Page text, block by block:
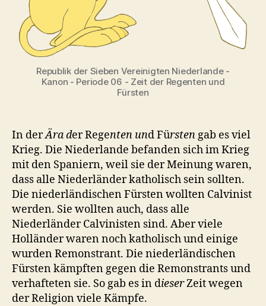
Republik der Sieben Vereinigten Niederlande -
Kanon - Periode 06 - Zeit der Regenten und
Fürsten
In derÄra der Regenten und Fürsten gab es viel
Krieg. Die Niederlande befanden sich im Krieg
mit den Spaniern, weil sie der Meinung waren,
dass alle Niederländer katholisch sein sollten.
Die niederländischen Fürsten wollten Calvinist
werden. Sie wollten auch, dass alle
Niederländer Calvinisten sind. Aber viele
Holländer waren noch katholisch und einige
wurden Remonstrant. Die niederländischen
Fürsten kämpften gegen die Remonstrants und
verhafteten sie. So gab es in dieserZeit wegen
der Religion viele Kämpfe.